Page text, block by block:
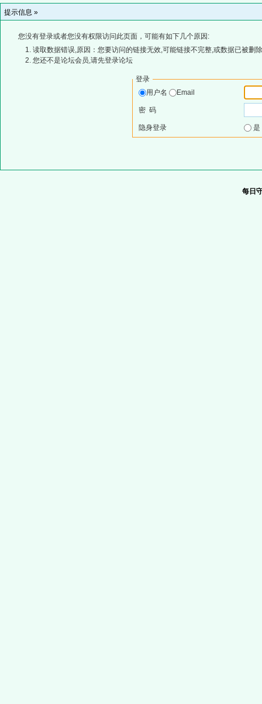
提示信息 »
您没有登录或者您没有权限访问此页面，可能有如下几个原因:
读取数据错误,原因：您要访问的链接无效,可能链接不完整,或数据已被删
您还不是论坛会员,请先登录论坛
登录
用户名
Email
密 码
隐身登录
每日